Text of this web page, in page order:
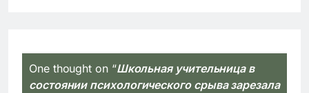
One thought on “Школьная учительница в
состоянии психологического срыва зарезала